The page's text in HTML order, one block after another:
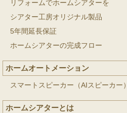
リフォームでホームシアターを
シアター工房オリジナル製品
5年間延長保証
ホームシアターの完成フロー
ホームオートメーション
スマートスピーカー（AIスピーカー）
ホームシアターとは